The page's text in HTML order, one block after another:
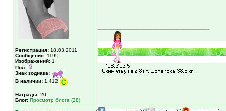
Регистрация: 18.03.2011
Сообщения: 1199
Изображений: 1
Пол:
Знак зодиака:
В наличии: 1,412
Награды: 20
Блог: Просмотр блога (28)